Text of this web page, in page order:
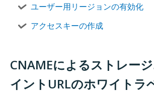
ユーザー用リージョンの有効化
アクセスキーの作成
CNAMEによるストレー
イントURLのホワイトラ